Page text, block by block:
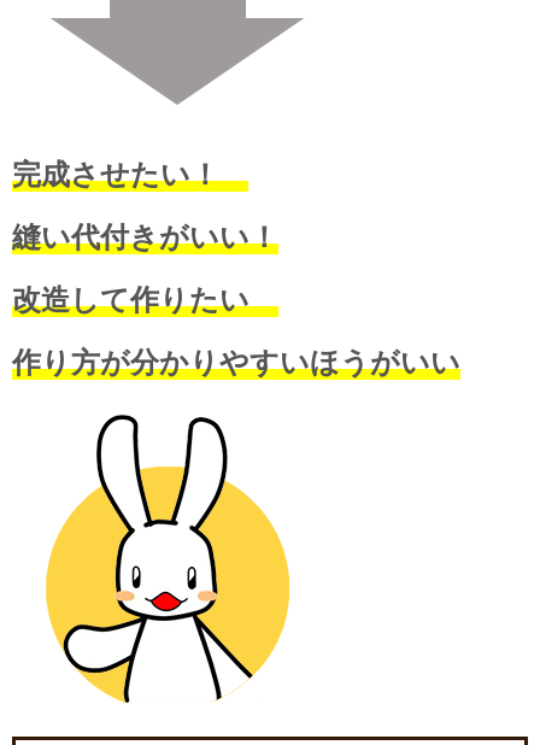
完成させたい！
縫い代付きがいい！
改造して作りたい
作り方が分かりやすいほうがいい